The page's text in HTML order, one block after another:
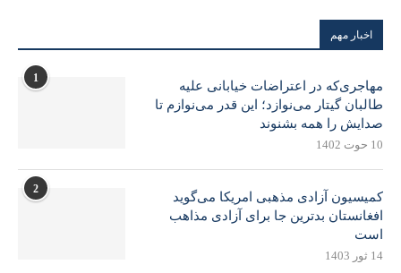
اخبار مهم
1
مهاجری‌که در اعتراضات خیابانی علیه
طالبان گیتار می‌نوازد؛ این قدر می‌نوازم تا
صدایش را همه بشنوند
10 حوت 1402
2
کمیسیون آزادی مذهبی امریکا می‌گوید
افغانستان بدترین جا برای آزادی مذاهب
است
14 ثور 1403